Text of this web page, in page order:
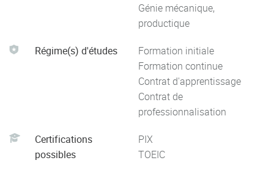
Génie mécanique,
productique
Régime(s) d'études
Formation initiale
Formation continue
Contrat d'apprentissage
Contrat de
professionnalisation
Certifications
possibles
PIX
TOEIC